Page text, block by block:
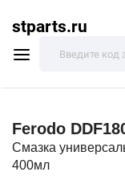
stparts.ru
Ferodo
Смазка
400мл